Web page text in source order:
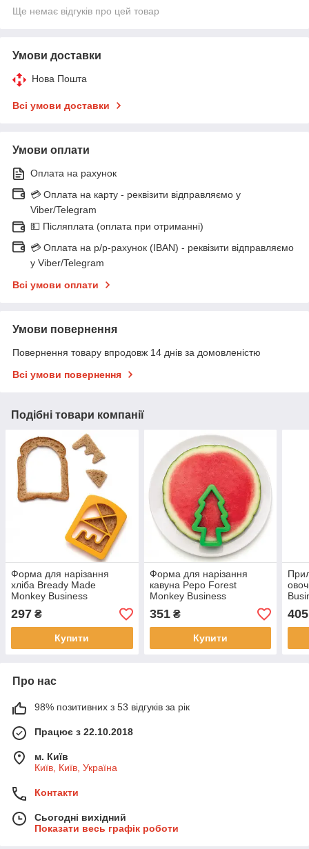
Ще немає відгуків про цей товар
Умови доставки
Нова Пошта
Всі умови доставки
Умови оплати
Оплата на рахунок
💳 Оплата на карту - реквізити відправляємо у
Viber/Telegram
💵 Післяплата (оплата при отриманні)
💳 Оплата на р/р-рахунок (IBAN) - реквізити відправляємо
у Viber/Telegram
Всі умови оплати
Умови повернення
Повернення товару впродовж 14 днів за домовленістю
Всі умови повернення
Подібні товари компанії
Форма для нарізання
хліба Bready Made
Monkey Business
297 ₴
Купити
Форма для нарізання
кавуна Pepo Forest
Monkey Business
351₴
Купити
405
Про нас
98% позитивних з 53 відгуків за рік
Працює з 22.10.2018
м. Київ
Київ, Київ, Україна
Контакти
Сьогодні вихідний
Показати весь графік роботи